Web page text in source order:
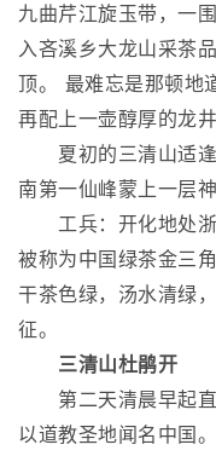
九曲芹江旋玉带，一
入吝溪乡大龙山采茶
顶。 最难忘是那顿地
再配上一壶醇厚的龙
夏初的三清山适逢
南第一仙峰蒙上一层神
工兵：开化地处浙
被称为中国绿茶金三
干茶色绿，汤水清绿
征。
三清山杜鹃开
第二天清晨早起直
以道教圣地闻名中国